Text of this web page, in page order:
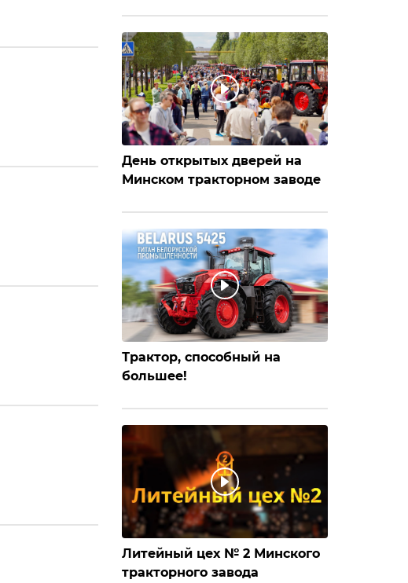
День открытых дверей на
Минском тракторном заводе
Трактор, способный на
большее!
Литейный цех № 2 Минского
тракторного завода